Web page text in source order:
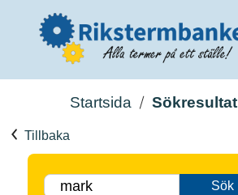
Startsida Sökresultat
Tillbaka
Sök